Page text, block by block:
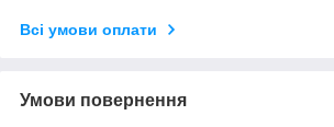
Всі умови оплати
Умови повернення